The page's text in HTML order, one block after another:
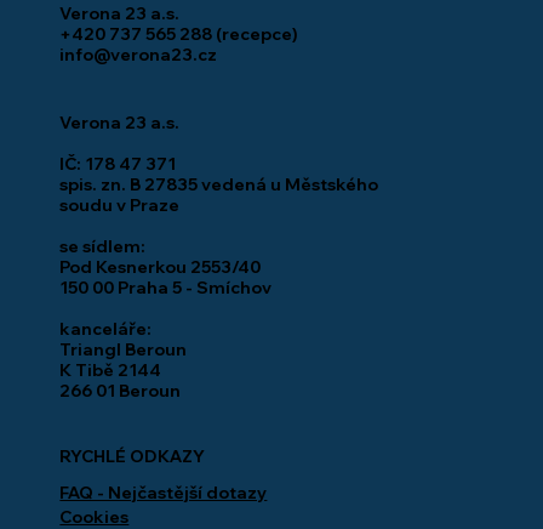
Verona 23 a.s.
+420 737 565 288 (recepce)
info@verona23.cz
Verona 23 a.s.
IČ: 178 47 371
spis. zn. B 27835 vedená u Městského
soudu v Praze
se sídlem:
Pod Kesnerkou 2553/40
150 00 Praha 5 - Smíchov
kanceláře:
Triangl Beroun
K Tibě 2144
266 01 Beroun
RYCHLÉ ODKAZY
FAQ - Nejčastější dotazy
Cookies